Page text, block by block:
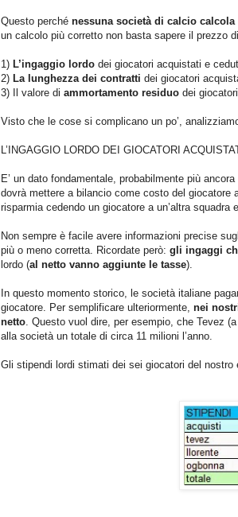
Questo perché nessuna società di calcio
un calcolo più corretto non basta sapere il prezzo
1) L’ingaggio lordo dei giocatori acquistati e
2) La lunghezza dei contratti dei giocatori
3) Il valore di ammortamento residuo dei
Visto che le cose si complicano un po’,
L’INGAGGIO LORDO DEI GIOCATORI
E’ un dato fondamentale, probabilmente più
dovrà mettere a bilancio come costo del giocatore
risparmia cedendo un giocatore a un’altra
Non sempre è facile avere informazioni precise
più o meno corretta. Ricordate però: gli ingaggi
lordo (al netto vanno aggiunte le tasse).
In questo momento storico, le società italiane
giocatore. Per semplificare ulteriormente, nei
netto. Questo vuol dire, per esempio, che Tevez
alla società un totale di circa 11 milioni l’anno.
Gli stipendi lordi stimati dei sei giocatori del nostro